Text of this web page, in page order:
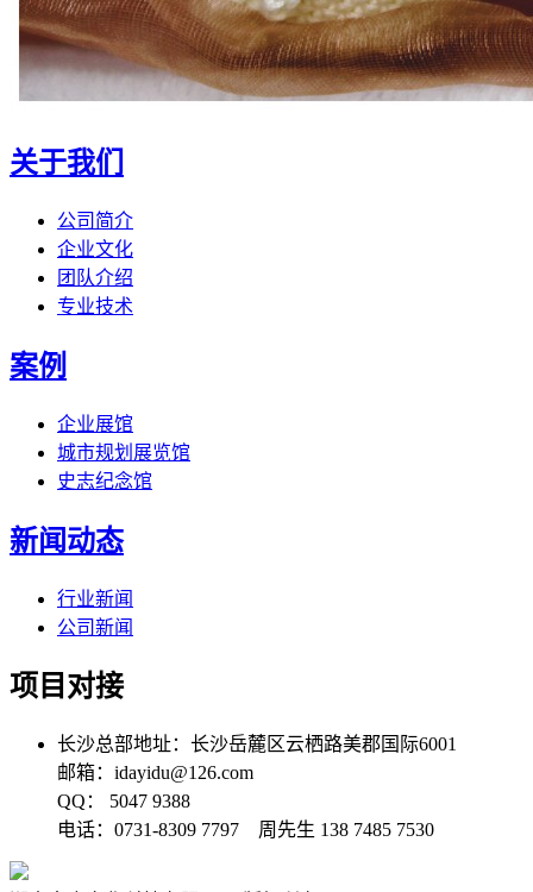
关于我们
公司简介
企业文化
团队介绍
专业技术
案例
企业展馆
城市规划展览馆
史志纪念馆
新闻动态
行业新闻
公司新闻
项目对接
长沙总部地址：长沙岳麓区云栖路美郡国际6001
邮箱：idayidu@126.com
QQ： 5047 9388
电话：0731-8309 7797 周先生 138 7485 7530